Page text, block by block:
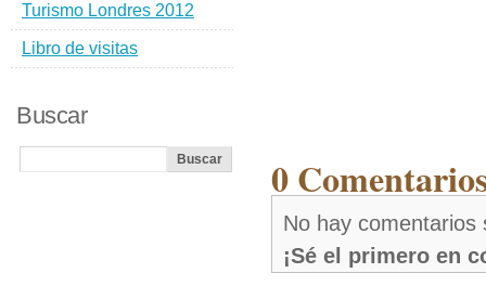
0
No hay comentarios
¡Sé el primero en
Turismo Londres 2012
Libro de visitas
Buscar